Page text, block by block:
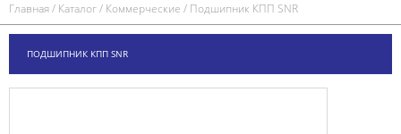
Главная/ Каталог/ Коммерческие / Подшипник КПП SNR
ПОДШИПНИК КПП SNR